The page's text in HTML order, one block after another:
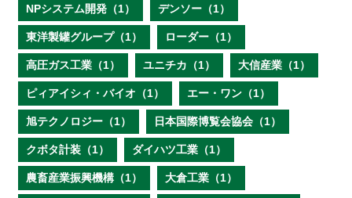
NPシステム開発（1） デンソー（1）
東洋製罐グループ（1） ローダー（1）
高圧ガス工業（1） ユニチカ（1） 大信産業（1）
ピィアイシィ・バイオ（1） エー・ワン（1）
旭テクノロジー（1） 日本国際博覧会協会（1）
クボタ計装（1） ダイハツ工業（1）
農畜産業振興機構（1） 大倉工業（1）